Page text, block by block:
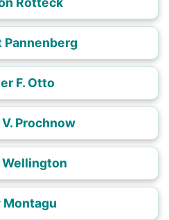
Pannenberg
F. Otto
Prochnow
Montagu